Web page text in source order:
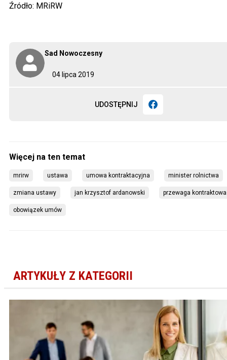
04 lipca 2019
Sad Nowoczesny
UDOSTĘPNIJ
Źródło: MRiRW
mrirw ustawa umowa kontraktacyjna minister rolnictwa
zmiana ustawy jan krzysztof ardanowski przewaga kontraktowa
obowiązek umów
ARTYKUŁY Z KATEGORII